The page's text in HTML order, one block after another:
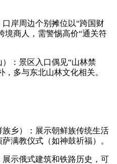
岸周边个别摊位以“跨国财
境商人，需警惕高价“通关符
：景区入口偶见“山林禁
，多与东北山林文化相关。
乡）：展示朝鲜族传统生活
满教仪式（如神鼓祈福）。
示俄式建筑和铁路历史，可